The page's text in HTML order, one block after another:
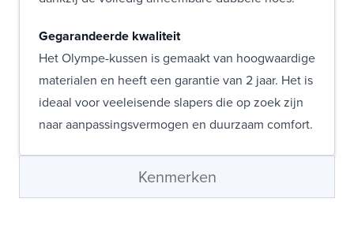
Gegarandeerde kwaliteit
Het Olympe-kussen is gemaakt van hoogwaardige
materialen en heeft een garantie van 2 jaar. Het is
ideaal voor veeleisende slapers die op zoek zijn
naar aanpassingsvermogen en duurzaam comfort.
Kenmerken